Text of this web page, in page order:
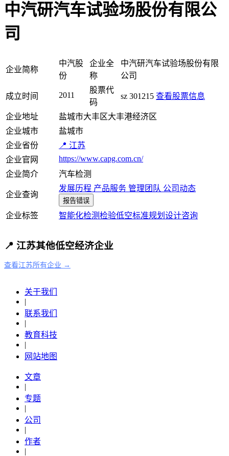
中汽研汽车试验场股份有限公
司
企业简称
中汽股
份
企业全
称
中汽研汽车试验场股份有限
公司
成立时间 2011
股票代
码
sz 301215 查看股票信息
企业地址
盐城市大丰区大丰港经济区
企业城市
盐城市
企业省份
📍 江苏
企业官网
https://www.capg.com.cn/
企业简介
汽车检测
企业查询
发展历程 产品服务 管理团队 公司动态
报告错误
企业标签 智能化检测检验低空标准规划设计咨询
📍 江苏其他低空经济企业
查看江苏所有企业 →
关于我们
|
联系我们
|
教育科技
|
网站地图
文章
|
专题
|
公司
|
作者
|